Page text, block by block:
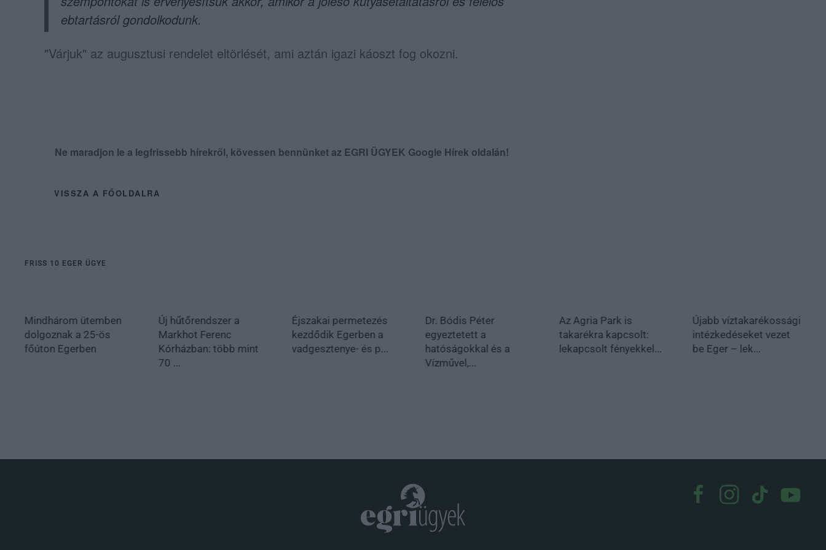
ebtartásról gondolkodunk.
"Várjuk" az augusztusi rendelet eltörlését, ami aztán igazi káoszt fog okozni.
Ne maradjon le a legfrissebb hírekről, kövessen bennünket az EGRI ÜGYEK Google Hírek oldalán!
VISSZA A FŐOLDALRA
FRISS 10 EGER ÜGYE
Mindhárom ütemben
dolgoznak a 25-ös
főúton Egerben
Új hűtőrendszer a
Markhot Ferenc
Kórházban: több mint
70 ...
Éjszakai permetezés
kezdődik Egerben a
vadgesztenye- és p...
Dr. Bódis Péter
egyeztetett a
hatóságokkal és a
Vízművel,...
Az Agria Park is
takarékra kapcsolt:
lekapcsolt fényekkel...
Újabb víztakarékossági
intézkedéseket vezet
be Eger – lek...